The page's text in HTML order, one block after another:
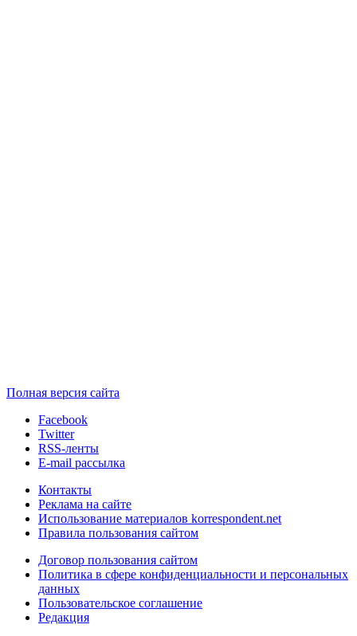
Полная версия сайта
Facebook
Twitter
RSS-ленты
E-mail рассылка
Контакты
Реклама на сайте
Использование материалов korrespondent.net
Правила пользования сайтом
Договор пользования сайтом
Политика в сфере конфиденциальности и персональных
данных
Пользовательское соглашение
Редакция